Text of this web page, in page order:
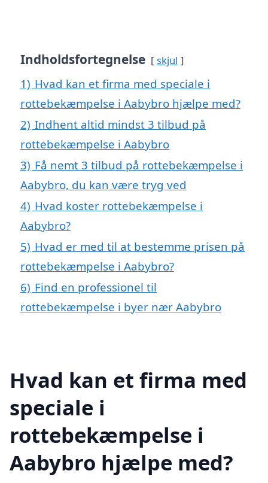
Indholdsfortegnelse skjul
1) Hvad kan et firma med speciale i
rottebekæmpelse i Aabybro hjælpe med?
2) Indhent altid mindst 3 tilbud på
rottebekæmpelse i Aabybro
3) Få nemt 3 tilbud på rottebekæmpelse i
Aabybro, du kan være tryg ved
4) Hvad koster rottebekæmpelse i
Aabybro?
5) Hvad er med til at bestemme prisen på
rottebekæmpelse i Aabybro?
6) Find en professionel til
rottebekæmpelse i byer nær Aabybro
Hvad kan et firma med
speciale i
rottebekæmpelse i
Aabybro hjælpe med?